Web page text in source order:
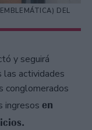
DEL
y seguirá
las actividades
conglomerados
ingresos en